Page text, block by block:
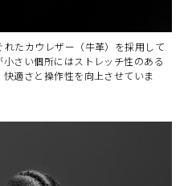
たカウレザー（牛革）を採用して
さい個所にはストレッチ性のある
適さと操作性を向上させていま